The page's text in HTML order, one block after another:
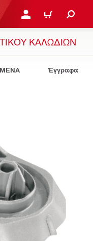
ΚΆΝΕ ΣΎΝΔΕΣΗ Ή
ΚΑΛΆΘΙ
ΚΑΛΩΔΊΩΝ
Έγγραφα